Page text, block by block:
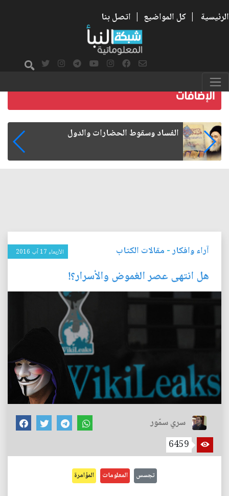
الرئيسية | كل المواضيع | اتصل بنا
رواتب الموظفين على صفيح ساخن
آراء وافكار- مقالات الكتاب الأربعاء 17 آب 2016
هل انتهى عصر الغموض والأسرار؟!
سري سمّور
6459
تجسس المعلومات المؤامرة